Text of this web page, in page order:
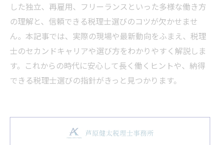
した独立、再雇用、フリーランスといった多様な働き方
の理解と、信頼できる税理士選びのコツが欠かせませ
ん。本記事では、実際の現場や最新動向をふまえ、税理
士のセカンドキャリアや選び方をわかりやすく解説しま
す。これからの時代に安心して長く働くヒントや、納得
できる税理士選びの指針がきっと見つかります。